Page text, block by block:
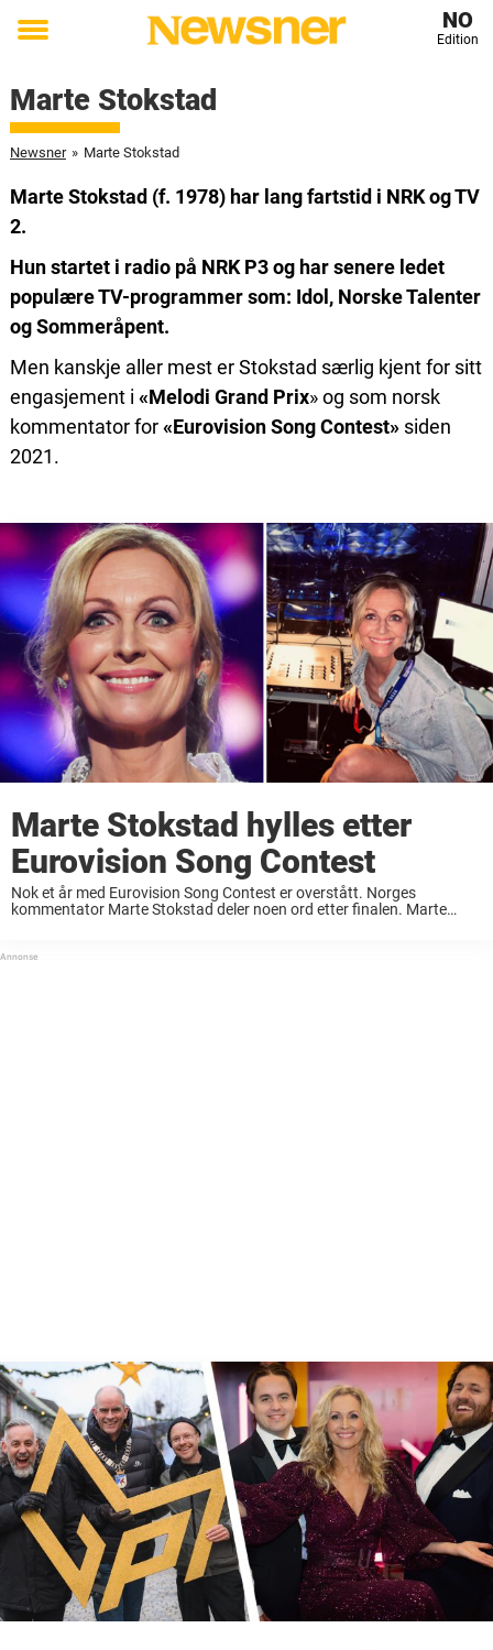
Toggle
NO
Edition
Marte Stokstad
Newsner » Marte Stokstad
Marte Stokstad (f. 1978) har lang fartstid i NRK og TV
2.
Hun startet i radio på NRK P3 og har senere ledet
populære TV-programmer som: Idol, Norske Talenter
og Sommeråpent.
Men kanskje aller mest er Stokstad særlig kjent for sitt
engasjement i «Melodi Grand Prix» og som norsk
kommentator for«Eurovision Song Contest»siden
2021.
Marte Stokstad hylles etter
Eurovision Song Contest
Nok et år med Eurovision Song Contest er overstått. Norges
kommentator Marte Stokstad deler noen ord etter finalen. Marte